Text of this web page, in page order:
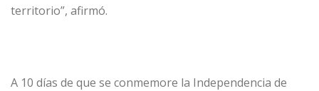
territorio”, afirmó.
A 10 días de que se conmemore la Independencia de